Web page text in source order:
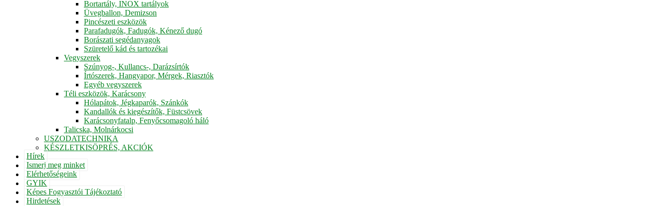
Bortartály, INOX tartályok
Üvegballon, Demizson
Pincészeti eszközök
Parafadugók, Fadugók, Kénező dugó
Borászati segédanyagok
Szüretelő kád és tartozékai
Vegyszerek
Szúnyog-, Kullancs-, Darázsírtók
Írtószerek, Hangyapor, Mérgek, Riasztók
Egyéb vegyszerek
Téli eszközök, Karácsony
Hólapátok, Jégkaparók, Szánkók
Kandallók és kiegészítők, Füstcsövek
Karácsonyfatalp, Fenyőcsomagoló háló
Talicska, Molnárkocsi
USZODATECHNIKA
KÉSZLETKISÖPRÉS, AKCIÓK
Hírek
Ismerj meg minket
Elérhetőségeink
GYIK
Képes Fogyasztói Tájékoztató
Hirdetések